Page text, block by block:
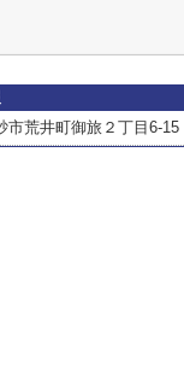
市荒井町御旅２丁目6-15